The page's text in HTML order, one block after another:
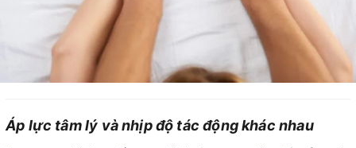
Áp lực tâm lý và nhịp độ tác động khác nhau